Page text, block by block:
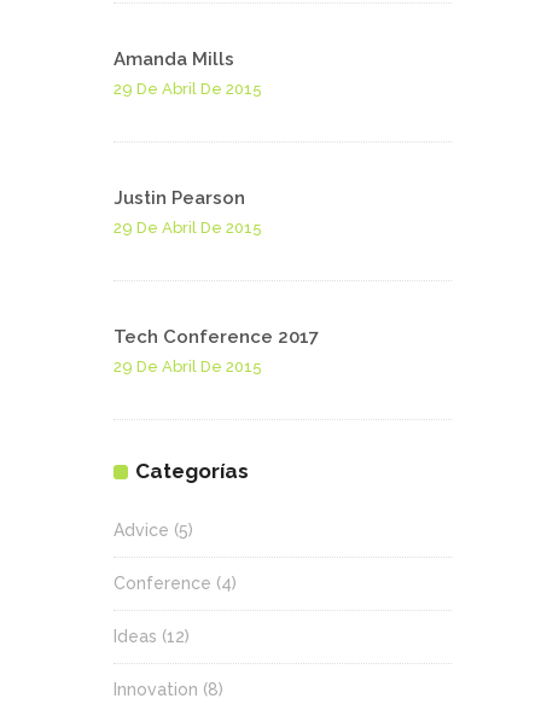
Amanda Mills
29 De Abril De 2015
Justin Pearson
29 De Abril De 2015
Tech Conference 2017
29 De Abril De 2015
Categorías
Advice (5)
Conference (4)
Ideas (12)
Innovation (8)